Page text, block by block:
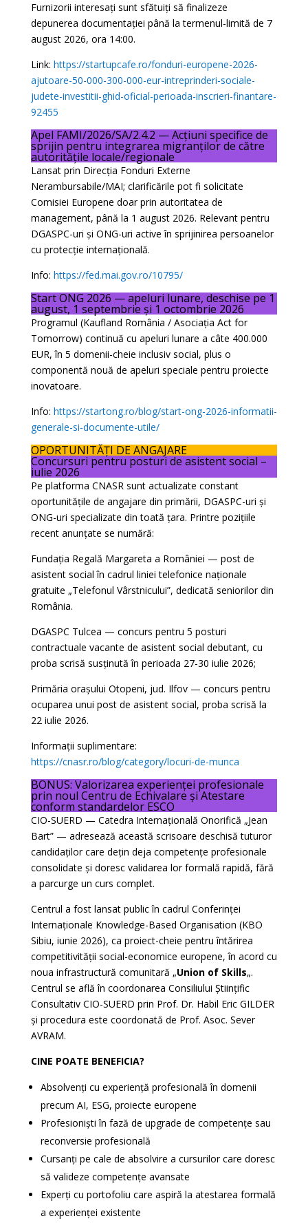
Furnizorii interesați sunt sfătuiți să finalizeze
depunerea documentației până la termenul-limită de 7
august 2026, ora 14:00.
Link: https://startupcafe.ro/fonduri-europene-2026-
ajutoare-50-000-300-000-eur-intreprinderi-sociale-
judete-investitii-ghid-oficial-perioada-inscrieri-finantare-
92455
Apel FAMI/2026/SA/2.4.2 — Acțiuni specifice de
sprijin pentru integrarea migranților de către
autoritățile locale/regionale
Lansat prin Direcția Fonduri Externe
Nerambursabile/MAI; clarificările pot fi solicitate
Comisiei Europene doar prin autoritatea de
management, până la 1 august 2026. Relevant pentru
DGASPC-uri și ONG-uri active în sprijinirea persoanelor
cu protecție internațională.
Info: https://fed.mai.gov.ro/10795/
Start ONG 2026 — apeluri lunare, deschise pe 1
august, 1 septembrie și 1 octombrie 2026
Programul (Kaufland România / Asociația Act for
Tomorrow) continuă cu apeluri lunare a câte 400.000
EUR, în 5 domenii-cheie inclusiv social, plus o
componentă nouă de apeluri speciale pentru proiecte
inovatoare.
Info: https://startong.ro/blog/start-ong-2026-informatii-
generale-si-documente-utile/
OPORTUNITĂȚI DE ANGAJARE
Concursuri pentru posturi de asistent social –
iulie 2026
Pe platforma CNASR sunt actualizate constant
oportunitățile de angajare din primării, DGASPC-uri și
ONG-uri specializate din toată țara. Printre pozițiile
recent anunțate se numără:
Fundația Regală Margareta a României — post de
asistent social în cadrul liniei telefonice naționale
gratuite „Telefonul Vârstnicului”, dedicată seniorilor din
România.
DGASPC Tulcea — concurs pentru 5 posturi
contractuale vacante de asistent social debutant, cu
proba scrisă susținută în perioada 27-30 iulie 2026;
Primăria orașului Otopeni, jud. Ilfov — concurs pentru
ocuparea unui post de asistent social, proba scrisă la
22 iulie 2026.
Informații suplimentare:
https://cnasr.ro/blog/category/locuri-de-munca
BONUS: Valorizarea experienței profesionale
prin noul Centru de Echivalare și Atestare
conform standardelor ESCO
CIO-SUERD — Catedra Internațională Onorifică „Jean
Bart” — adresează această scrisoare deschisă tuturor
candidaților care dețin deja competențe profesionale
consolidate și doresc validarea lor formală rapidă, fără
a parcurge un curs complet.
Centrul a fost lansat public în cadrul Conferinței
Internaționale Knowledge-Based Organisation (KBO
Sibiu, iunie 2026), ca proiect-cheie pentru întărirea
competitivității social-economice europene, în acord cu
noua infrastructură comunitară „Union of Skills„.
Centrul se află în coordonarea Consiliului Științific
Consultativ CIO-SUERD prin Prof. Dr. Habil Eric GILDER
și procedura este coordonată de Prof. Asoc. Sever
AVRAM.
CINE POATE BENEFICIA?
Absolvenți cu experiență profesională în domenii
precum AI, ESG, proiecte europene
Profesioniști în fază de upgrade de competențe sau
reconversie profesională
Cursanți pe cale de absolvire a cursurilor care doresc
să valideze competențe avansate
Experți cu portofoliu care aspiră la atestarea formală
a experienței existente